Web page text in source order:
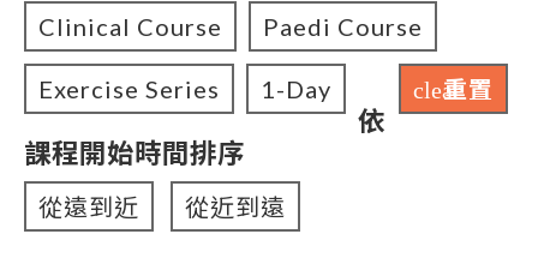
Clinical Course Paedi Course
Exercise Series 1-Day clear重置
依
課程開始時間排序
從遠到近 從近到遠